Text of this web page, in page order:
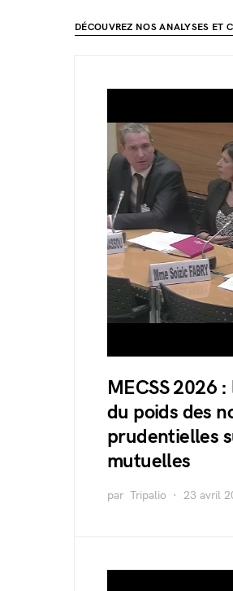
DÉCOUVREZ NOS ANALYSES ET
MECSS 2026
du poids des
prudentielles
mutuelles
par Tripalio 23 avril